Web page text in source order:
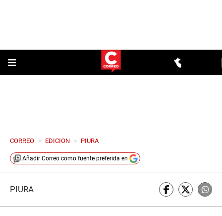
CORREO > EDICION > PIURA
Añadir Correo como fuente preferida en
PIURA